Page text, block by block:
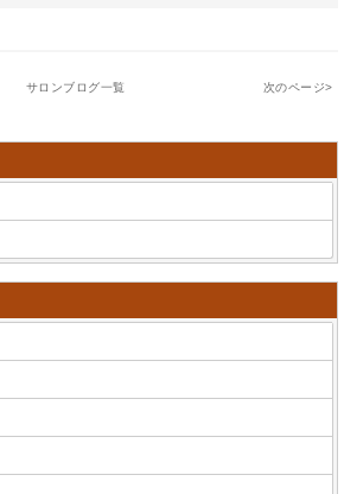
サロンブログ一覧 次のページ>